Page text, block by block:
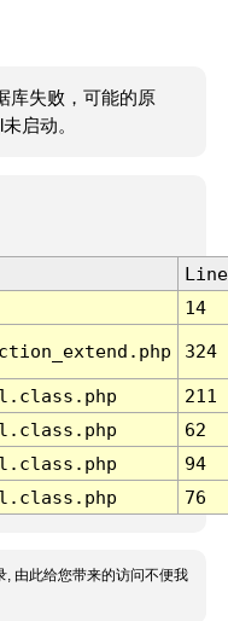
库失败，可能的原
启动。
Line
14
324
211
62
94
76
, 由此给您带来的访问不便我